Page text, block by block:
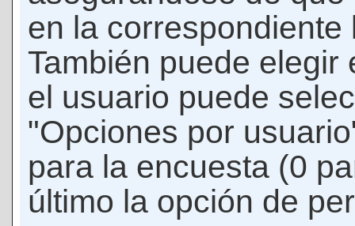
en la
También puede
el usuario puede
"Opciones por
para la encuesta (0
último la opción de